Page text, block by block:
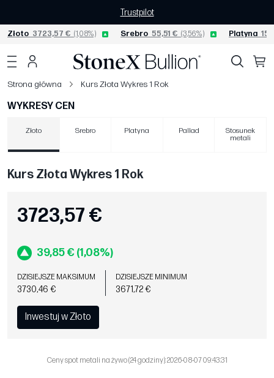
Trustpilot
Złoto 3723,57 € (1,08%) Srebro 55,51 € (3,56%) Platyna
Strona główna Kurs Złota Wykres 1 Rok
WYKRESY CEN
Złoto Srebro Platyna Pallad
Stosunek
metali
Kurs Złota Wykres 1 Rok
3723,57 €
39,85 € (1,08%)
DZISIEJSZE MAKSIMUM
3730,46 €
DZISIEJSZE MINIMUM
3671,72 €
Inwestuj w Złoto
Ceny spot metali na żywo (24 godziny): 2026-08-07 09:43:31